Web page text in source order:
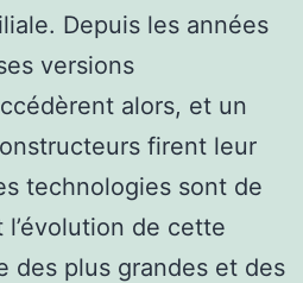
Depuis les années
versions
alors, et un
firent leur
technologies sont de
de cette
des plus grandes et des